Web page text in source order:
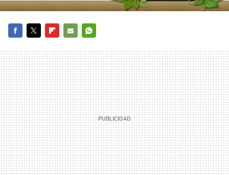
MAIL